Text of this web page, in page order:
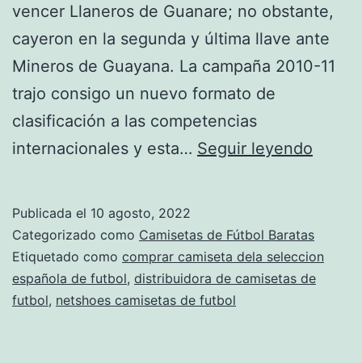
vencer Llaneros de Guanare; no obstante,
cayeron en la segunda y última llave ante
Mineros de Guayana. La campaña 2010-11
trajo consigo un nuevo formato de
clasificación a las competencias
internacionales y esta… Seguir leyendo
color
negro
Publicada el 10 agosto, 2022
Categorizado como Camisetas de Fútbol Baratas
Etiquetado como comprar camiseta dela seleccion
española de futbol, distribuidora de camisetas de
futbol, netshoes camisetas de futbol